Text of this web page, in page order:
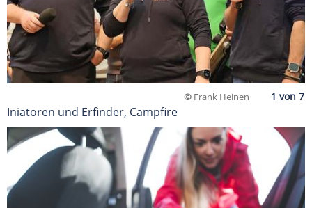
© Frank Heinen
Iniatoren und Erfinder, Campfire